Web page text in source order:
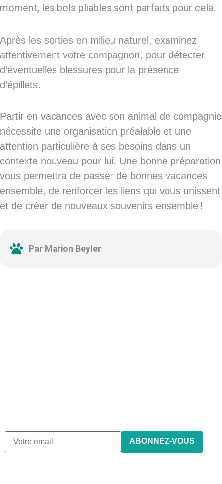
moment, les bols pliables sont parfaits pour cela.
Après les sorties en milieu naturel, examinez
attentivement votre compagnon, pour détecter
d’éventuelles blessures pour la présence
d’épillets.
Partir en vacances avec son animal de compagnie
nécessite une organisation préalable et une
attention particulière à ses besoins dans un
contexte nouveau pour lui. Une bonne préparation
vous permettra de passer de bonnes vacances
ensemble, de renforcer les liens qui vous unissent
et de créer de nouveaux souvenirs ensemble !
Par Marion Beyler